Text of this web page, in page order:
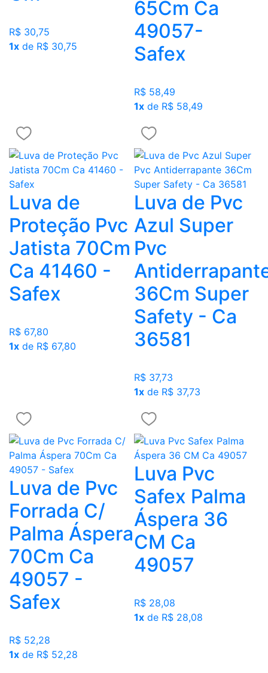
R$ 30,75
1x de R$ 30,75
65Cm Ca
49057-
Safex
R$ 58,49
1x de R$ 58,49
Luva de
Proteção Pvc
Jatista 70Cm
Ca 41460 -
Safex
R$ 67,80
1x de R$ 67,80
Luva de Pvc
Azul Super
Pvc
36Cm Super
Safety - Ca
36581
R$ 37,73
1x de R$ 37,73
Luva de Pvc
Forrada C/
Palma Áspera
70Cm Ca
49057 -
Safex
R$ 52,28
1x de R$ 52,28
Luva Pvc
Safex Palma
Áspera 36
CM Ca
49057
R$ 28,08
1x de R$ 28,08